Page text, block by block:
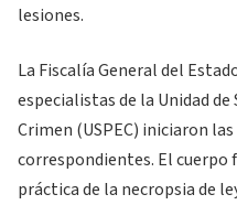
lesiones.
La Fiscalía General del
especialistas de la Unidad de
Crimen (USPEC) iniciaron
correspondientes. El cuerpo
práctica de la necropsia de